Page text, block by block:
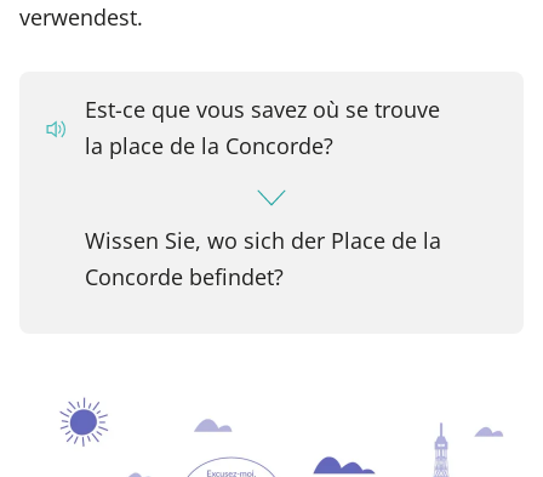
verwendest.
Est-ce que vous savez où se trouve
la place de la Concorde?
Wissen Sie, wo sich der Place de la
Concorde befindet?